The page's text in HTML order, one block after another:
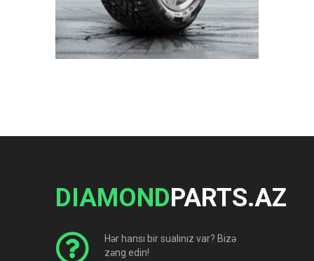
DIAMONDPARTS.AZ
Hər hansı bir sualınız var? Bizə
zəng edin!